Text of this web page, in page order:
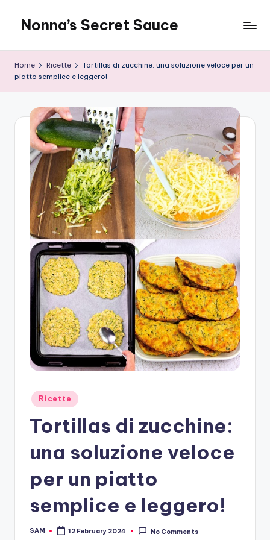
content
Nonna’s Secret Sauce
Home Ricette
Tortillas di zucchine: una soluzione veloce per un
piatto semplice e leggero!
Posted
in
Ricette
Tortillas di zucchine:
una soluzione veloce
per un piatto
semplice e leggero!
Posted
SAM 12 February 2024 No Comments